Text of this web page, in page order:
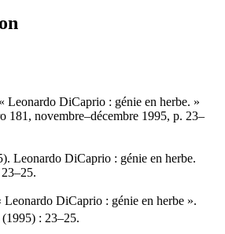
Leonardo DiCaprio : génie en herbe. »
181, novembre–décembre 1995, p. 23–
Leonardo DiCaprio : génie en herbe.
DiCaprio : génie en herbe ».
(1995) : 23–25.